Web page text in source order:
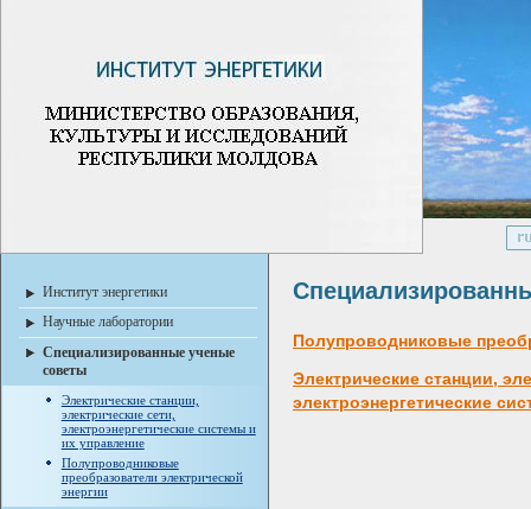
Институт энергетики
Научные лаборатории
Специализированные ученые
советы
Электрические станции,
электрические сети,
электроэнергетические системы и
их управление
Полупроводниковые
преобразователи электрической
энергии
Полупроводниковые
Электрические станции,
электроэнергетические